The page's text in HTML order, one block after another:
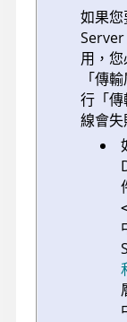
如果
Server
用，
「傳
行「傳
線會失